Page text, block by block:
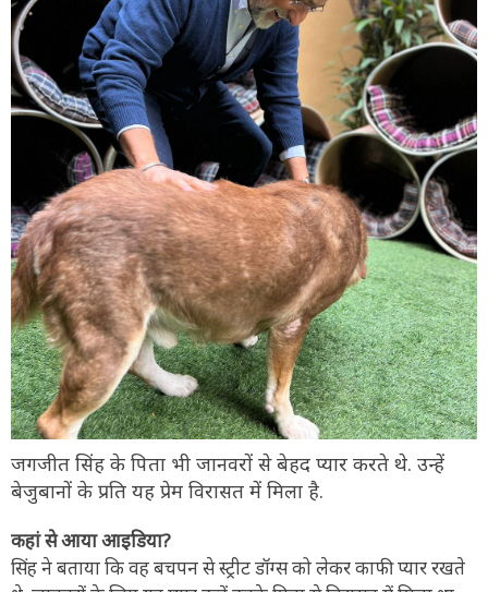
जगजीत सिंह के पिता भी जानवरों से बेहद प्यार करते थे. उन्हें
बेजुबानों के प्रति यह प्रेम विरासत में मिला है.
कहां से आया आइडिया?
सिंह ने बताया कि वह बचपन से स्ट्रीट डॉग्स को लेकर काफी प्यार रखते